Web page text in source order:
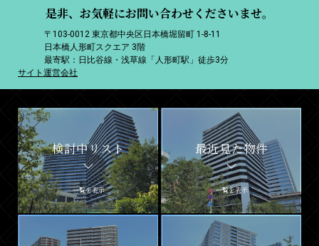
是非、お気軽にお問い合わせくださいませ。
〒103-0012 東京都中央区日本橋堀留町 1-8-11
日本橋人形町スクエア 3階
最寄駅：日比谷線・浅草線「人形町駅」徒歩3分
サイト運営会社
検討中リスト
一覧を表示
最近見た物件
一覧を表示